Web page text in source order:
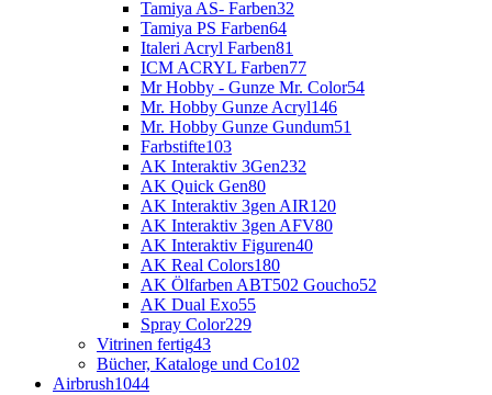
Tamiya AS- Farben32
Tamiya PS Farben64
Italeri Acryl Farben81
ICM ACRYL Farben77
Mr Hobby - Gunze Mr. Color54
Mr. Hobby Gunze Acryl146
Mr. Hobby Gunze Gundum51
Farbstifte103
AK Interaktiv 3Gen232
AK Quick Gen80
AK Interaktiv 3gen AIR120
AK Interaktiv 3gen AFV80
AK Interaktiv Figuren40
AK Real Colors180
AK Ölfarben ABT502 Goucho52
AK Dual Exo55
Spray Color229
Vitrinen fertig43
Bücher, Kataloge und Co102
Airbrush1044